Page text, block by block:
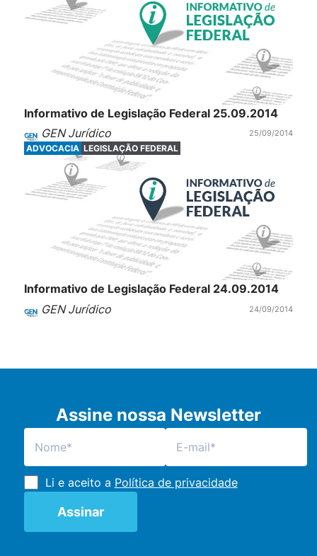
Informativo de Legislação Federal 25.09.2014
GEN Jurídico
25/09/2014
ADVOCACIA LEGISLAÇÃO FEDERAL
Informativo de Legislação Federal 24.09.2014
GEN Jurídico
24/09/2014
Assine nossa Newsletter
Li e aceito a Política de privacidade